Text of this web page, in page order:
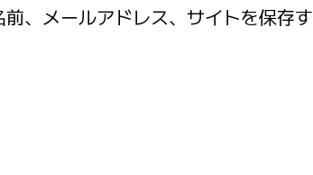
、メールアドレス、サイトを保存す